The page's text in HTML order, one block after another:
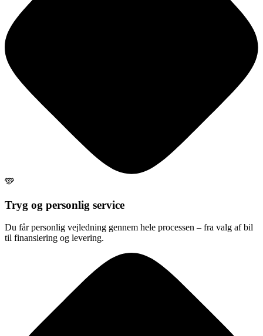
Tryg og personlig service
Du får personlig vejledning gennem hele processen – fra valg af bil
til finansiering og levering.